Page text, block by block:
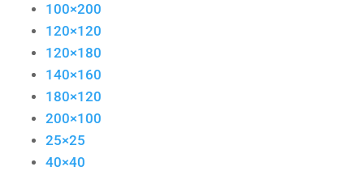
100×200
120×120
120×180
140×160
180×120
200×100
25×25
40×40